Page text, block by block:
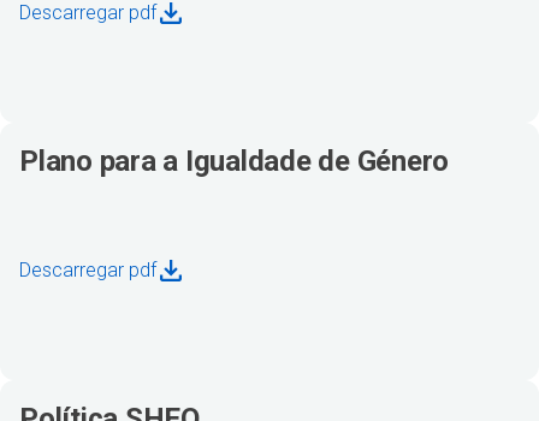
Descarregar pdf
Plano para a Igualdade de Género
Descarregar pdf